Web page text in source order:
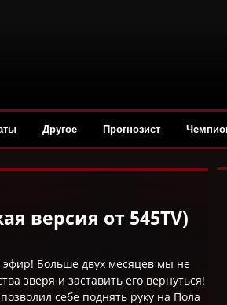
Другое Прогнозист
версия от 545TV)
Больше двух месяцев мы не
зверя и заставить его вернуться!
себе поднять руку на Пола